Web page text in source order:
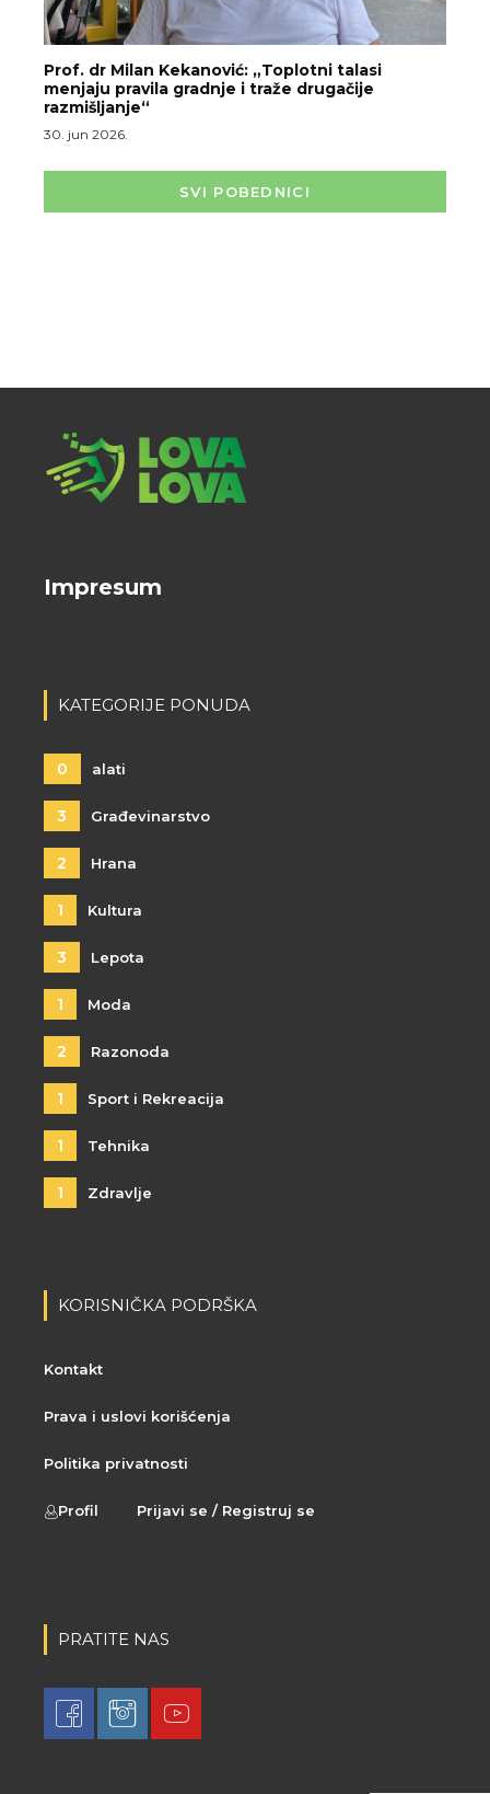
Prof. dr Milan Kekanović: „Toplotni talasi
menjaju pravila gradnje i traže drugačije
razmišljanje“
30. jun 2026.
SVI POBEDNICI
Impresum
KATEGORIJE PONUDA
0 alati
3 Građevinarstvo
2 Hrana
1 Kultura
3 Lepota
1 Moda
2 Razonoda
1 Sport i Rekreacija
1 Tehnika
1 Zdravlje
KORISNIČKA PODRŠKA
Kontakt
Prava i uslovi korišćenja
Politika privatnosti
Profil Prijavi se / Registruj se
PRATITE NAS